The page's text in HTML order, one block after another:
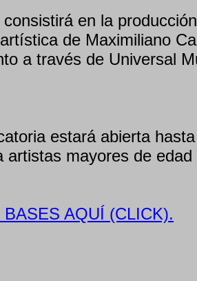
consistirá en la
de Maximiliano
a través de Universal
estará abierta
artistas mayores de
AQUÍ (CLICK).